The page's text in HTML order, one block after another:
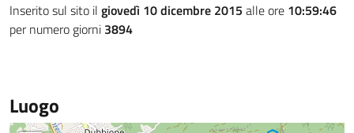
Inserito sul sito il giovedì 10 dicembre 2015 alle ore 10:59:46
per numero giorni 3894
Luogo